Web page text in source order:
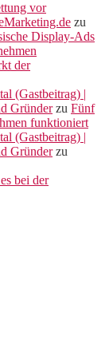
vor
zu
Display-Ads
der
(Gastbeitrag) |
Gründerzu Fünf
funktioniert
(Gastbeitrag) |
Gründerzu
bei der